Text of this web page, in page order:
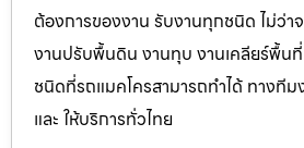
ต้องการของงาน รับงานทุกชนิด ไม่ว่า
งานปรับพื้นดิน งานทุบ งานเคลียร์พื้น
ชนิดที่รถแมคโครสามารถทำได้ ทางที
และ ให้บริการทั่วไทย